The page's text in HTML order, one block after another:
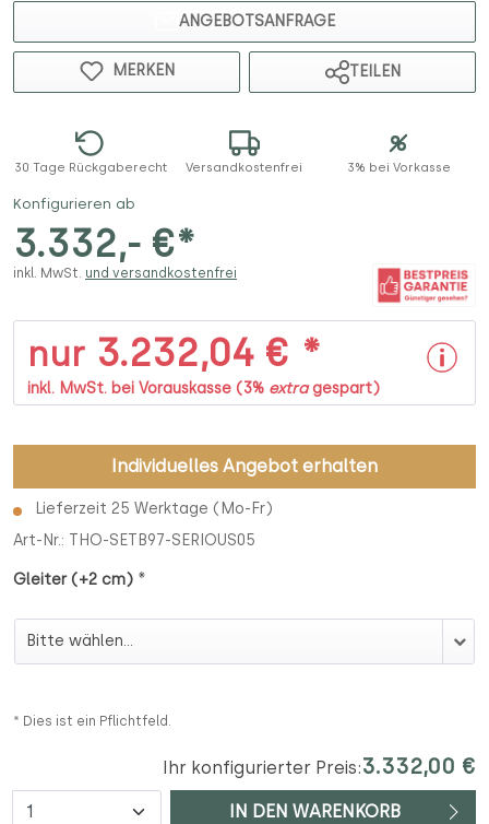
ANGEBOTSANFRAGE
MERKEN TEILEN
30 Tage Rückgaberecht Versandkostenfrei 3% bei Vorkasse
Konfigurieren ab
3.332,- €*
inkl. MwSt. und versandkostenfrei
nur 3.232,04 € *
inkl. MwSt. bei Vorauskasse (3% extragespart)
Individuelles Angebot erhalten
Lieferzeit 25 Werktage (Mo-Fr)
Art-Nr.: THO-SETB97-SERIOUS05
Gleiter (+2 cm) *
Gleiter (+2 cm)
* Dies ist ein Pflichtfeld.
Ihr konfigurierter Preis:3.332,00 €
Anzahl IN DEN WARENKORB